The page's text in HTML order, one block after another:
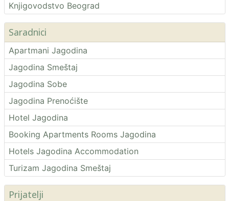
Knjigovodstvo Beograd
Saradnici
Apartmani Jagodina
Jagodina Smeštaj
Jagodina Sobe
Jagodina Prenoćište
Hotel Jagodina
Booking Apartments Rooms Jagodina
Hotels Jagodina Accommodation
Turizam Jagodina Smeštaj
Prijatelji